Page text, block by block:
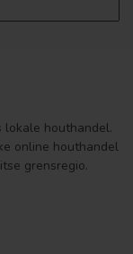
lokale houthandel.
online houthandel
grensregio.